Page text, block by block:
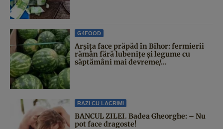
G4FOOD
Arșița face prăpăd în Bihor: fermierii
rămân fără lubenițe și legume cu
săptămâni mai devreme/...
RAZI CU LACRIMI
BANCUL ZILEI. Badea Gheorghe: – Nu
pot face dragoste!